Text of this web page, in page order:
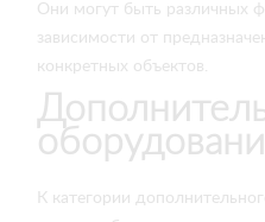
Они могут быть различных
зависимости от
конкретных объектов.
К категории